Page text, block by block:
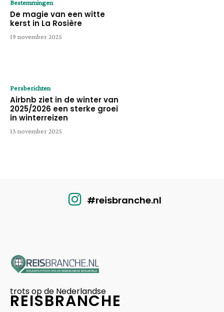
Bestemmingen
De magie van een witte
kerst in La Rosière
19 november 2025
Persberichten
Airbnb ziet in de winter van
2025/2026 een sterke groei
in winterreizen
13 november 2025
#reisbranche.nl
trots op de Nederlandse
REISBRANCHE